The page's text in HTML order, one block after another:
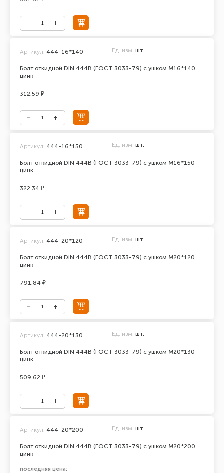
Болт откидной DIN 444В (ГОСТ 3033-79) с ушком М16*140
цинк
Артикул: 444-16*140 Ед. изм. шт.
312.59 ₽
Болт откидной DIN 444В (ГОСТ 3033-79) с ушком М16*150
цинк
Артикул: 444-16*150 Ед. изм. шт.
322.34 ₽
Болт откидной DIN 444В (ГОСТ 3033-79) с ушком М20*120
цинк
Артикул: 444-20*120 Ед. изм. шт.
791.84 ₽
Болт откидной DIN 444В (ГОСТ 3033-79) с ушком М20*130
цинк
Артикул: 444-20*130 Ед. изм. шт.
509.62 ₽
Болт откидной DIN 444В (ГОСТ 3033-79) с ушком М20*200
цинк
Артикул: 444-20*200 Ед. изм. шт.
последняя цена: